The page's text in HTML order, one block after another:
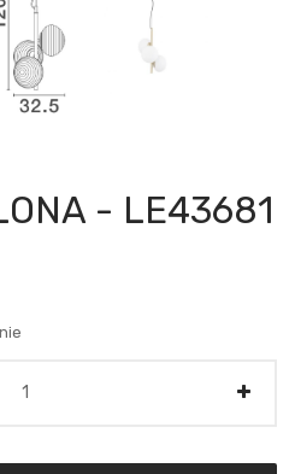
- LE43681